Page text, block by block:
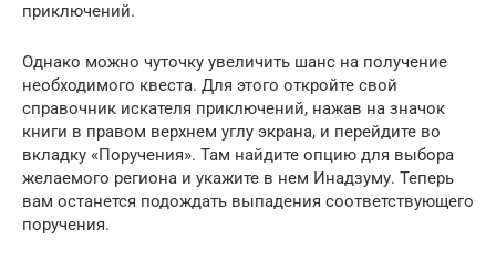
приключений.
Однако можно чуточку увеличить шанс на получение
необходимого квеста. Для этого откройте свой
справочник искателя приключений, нажав на значок
книги в правом верхнем углу экрана, и перейдите во
вкладку «Поручения». Там найдите опцию для выбора
желаемого региона и укажите в нем Инадзуму. Теперь
вам останется подождать выпадения соответствующего
поручения.